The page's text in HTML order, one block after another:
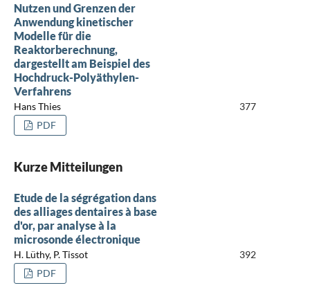
Nutzen und Grenzen der
Anwendung kinetischer
Modelle für die
Reaktorberechnung,
dargestellt am Beispiel des
Hochdruck-Polyäthylen-
Verfahrens
Hans Thies
377
PDF
Kurze Mitteilungen
Etude de la ségrégation dans
des alliages dentaires à base
d'or, par analyse à la
microsonde électronique
H. Lüthy, P. Tissot
392
PDF